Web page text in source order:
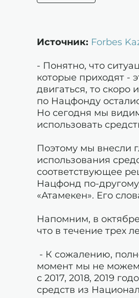
Источник: Forbes
- Понятно, что
которые приходят -
двигаться, то
по Нацфонду
Но сегодня мы
использовать
Поэтому мы внесли
использования
соответствующее
Нацфонд по-
«Атамекен». Его
Напомним, в
что в течение трех
- К сожалению,
момент мы не можем.
с 2017, 2018, 2019
средств из